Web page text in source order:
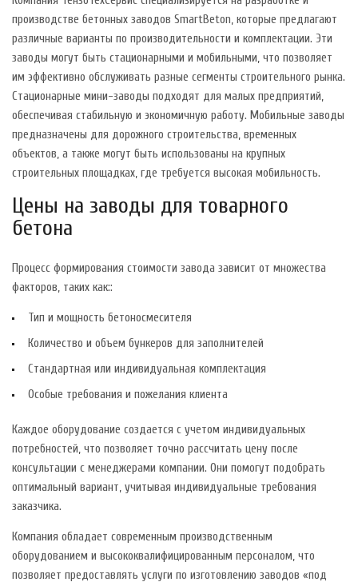
производстве бетонных заводов SmartBeton, которые предлагают
различные варианты по производительности и комплектации. Эти
заводы могут быть стационарными и мобильными, что позволяет
им эффективно обслуживать разные сегменты строительного рынка.
Стационарные мини-заводы подходят для малых предприятий,
обеспечивая стабильную и экономичную работу. Мобильные заводы
предназначены для дорожного строительства, временных
объектов, а также могут быть использованы на крупных
строительных площадках, где требуется высокая мобильность.
Цены на заводы для товарного
бетона
Процесс формирования стоимости завода зависит от множества
факторов, таких как::
Тип и мощность бетоносмесителя
Количество и объем бункеров для заполнителей
Стандартная или индивидуальная комплектация
Особые требования и пожелания клиента
Каждое оборудование создается с учетом индивидуальных
потребностей, что позволяет точно рассчитать цену после
консультации с менеджерами компании. Они помогут подобрать
оптимальный вариант, учитывая индивидуальные требования
заказчика.
Компания обладает современным производственным
оборудованием и высококвалифицированным персоналом, что
позволяет предоставлять услуги по изготовлению заводов «под